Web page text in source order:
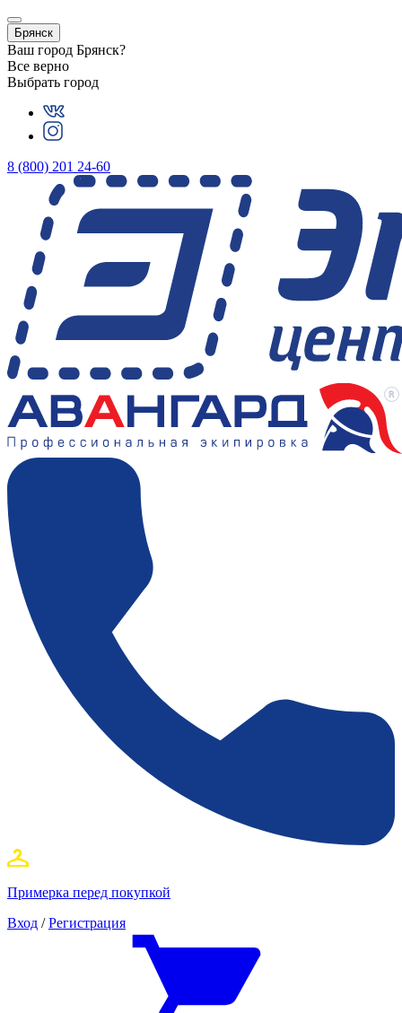
Брянск
Ваш город Брянск?
Все верно
Выбрать город
8 (800) 201 24-60
Примерка перед покупкой
Вход / Регистрация